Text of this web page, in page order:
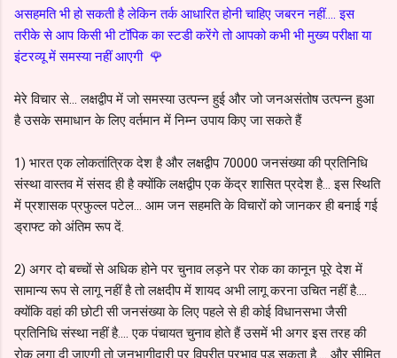
असहमति भी हो सकती है लेकिन तर्क आधारित होनी चाहिए जबरन नहीं.... इस
तरीके से आप किसी भी टॉपिक का स्टडी करेंगे तो आपको कभी भी मुख्य परीक्षा या
इंटरव्यू में समस्या नहीं आएगी 🌹
मेरे विचार से... लक्षद्वीप में जो समस्या उत्पन्न हुई और जो जनअसंतोष उत्पन्न हुआ
है उसके समाधान के लिए वर्तमान में निम्न उपाय किए जा सकते हैं
1) भारत एक लोकतांत्रिक देश है और लक्षद्वीप 70000 जनसंख्या की प्रतिनिधि
संस्था वास्तव में संसद ही है क्योंकि लक्षद्वीप एक केंद्र शासित प्रदेश है... इस स्थिति
में प्रशासक प्रफुल्ल पटेल... आम जन सहमति के विचारों को जानकर ही बनाई गई
ड्राफ्ट को अंतिम रूप दें.
2) अगर दो बच्चों से अधिक होने पर चुनाव लड़ने पर रोक का कानून पूरे देश में
सामान्य रूप से लागू नहीं है तो लक्षदीप में शायद अभी लागू करना उचित नहीं है....
क्योंकि वहां की छोटी सी जनसंख्या के लिए पहले से ही कोई विधानसभा जैसी
प्रतिनिधि संस्था नहीं है.... एक पंचायत चुनाव होते हैं उसमें भी अगर इस तरह की
रोक लगा दी जाएगी तो जनभागीदारी पर विपरीत प्रभाव पड़ सकता है.... और सीमित